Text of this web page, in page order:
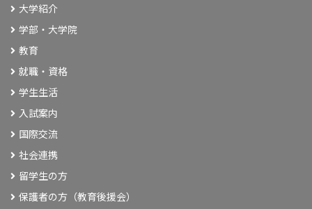
大学紹介
学部・大学院
教育
就職・資格
学生生活
入試案内
国際交流
社会連携
留学生の方
保護者の方（教育後援会）